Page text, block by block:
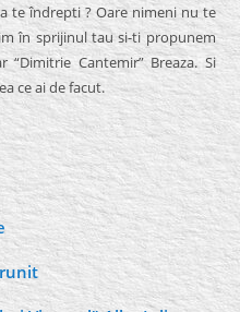
te îndrepti ? Oare nimeni nu te
în sprijinul tau si-ti propunem
Cantemir” Breaza. Si
ce ai de facut.